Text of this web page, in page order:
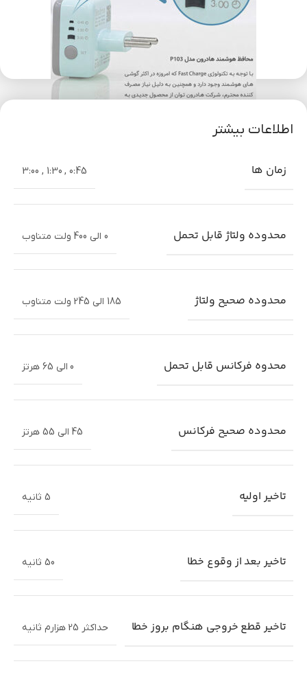
برای جلوگیری از وصل فوری برق پس از قطع برق طراحی مقاوم و قابل
اعتماد برای استفاده در خانه و دفتر مناسب برای انواع دستگاه‌های
نوسانات برق افزایش عمر مفید دستگاه‌های برقی نصب و استفاده آسان
طراحی شیک و قابل حمل
0:45 , 1:30 , 3:00
تاخیر اولیه
این تبدیل با انواع سوکت‌های برق سازگار بوده و دارای
اطلاعات بیشتر
زمان ها 0:45 , 1:30 , 3:00
محدوده ولتاژ قابل تحمل 0 الی 400 ولت متناوب
محدوده صحیح ولتاژ 185 الی 245 ولت متناوب
محدوه فرکانس قابل تحمل 0 الی 65 هرتز
محدوده صحیح فرکانس 45 الی 55 هرتز
تاخیر اولیه 5 ثانیه
تاخیر بعد از وقوع خطا 50 ثانیه
تاخیر قطع خروجی هنگام بروز خطا حداکثر 25 هزارم ثانیه